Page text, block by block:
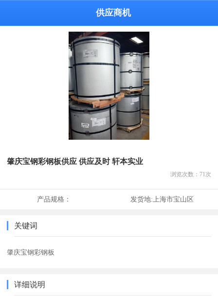
供应商机
肇庆宝钢彩钢板供应 供应及时 轩本实业
浏览次数： 71 次
产品规格： 发货地:上海市宝山区
关键词
肇庆宝钢彩钢板
详细说明